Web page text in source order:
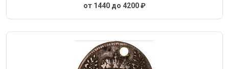
от 1440 до 4200 ₽